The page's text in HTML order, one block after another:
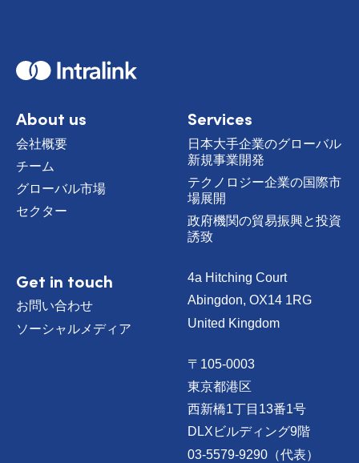
H
o
About us
会社概要
チーム
グローバル市場
セクター
Services
日本大手企業のグローバル
新規事業開発
テクノロジー企業の国際市
場展開
政府機関の貿易振興と投資
誘致
Get in touch
お問い合わせ
ソーシャルメディア
4a Hitching Court
Abingdon, OX14 1RG
United Kingdom
〒105-0003
東京都港区
西新橋1丁目13番1号
DLXビルディング9階
03-5579-9290（代表）